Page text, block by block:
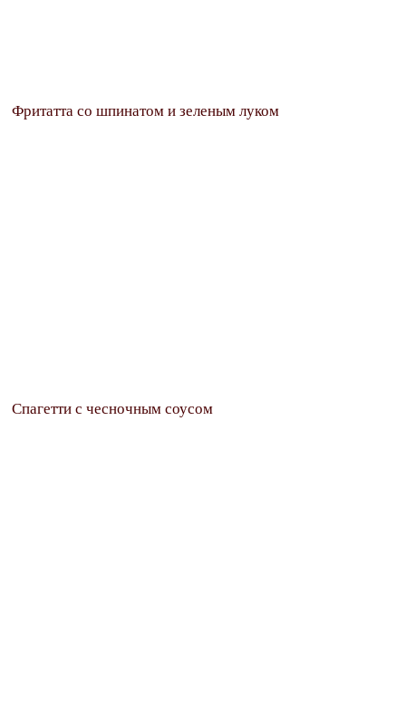
Фритатта со шпинатом и зеленым луком
Спагетти с чесночным соусом